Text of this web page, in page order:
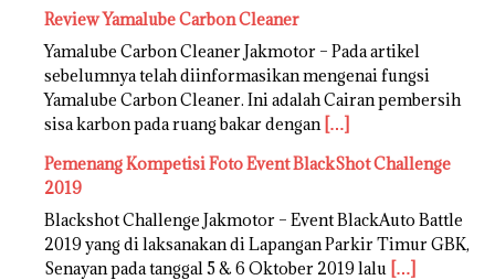
Review Yamalube Carbon Cleaner
Yamalube Carbon Cleaner Jakmotor – Pada artikel
sebelumnya telah diinformasikan mengenai fungsi
Yamalube Carbon Cleaner. Ini adalah Cairan pembersih
sisa karbon pada ruang bakar dengan […]
Pemenang Kompetisi Foto Event BlackShot Challenge
2019
Blackshot Challenge Jakmotor – Event BlackAuto Battle
2019 yang di laksanakan di Lapangan Parkir Timur GBK,
Senayan pada tanggal 5 & 6 Oktober 2019 lalu […]